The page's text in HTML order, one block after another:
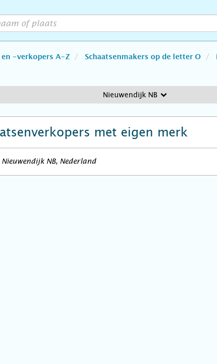
en -verkopers A-Z Schaatsenmakers op de letter O
Nieuwendijk NB
met eigen merk
NB, Nederland